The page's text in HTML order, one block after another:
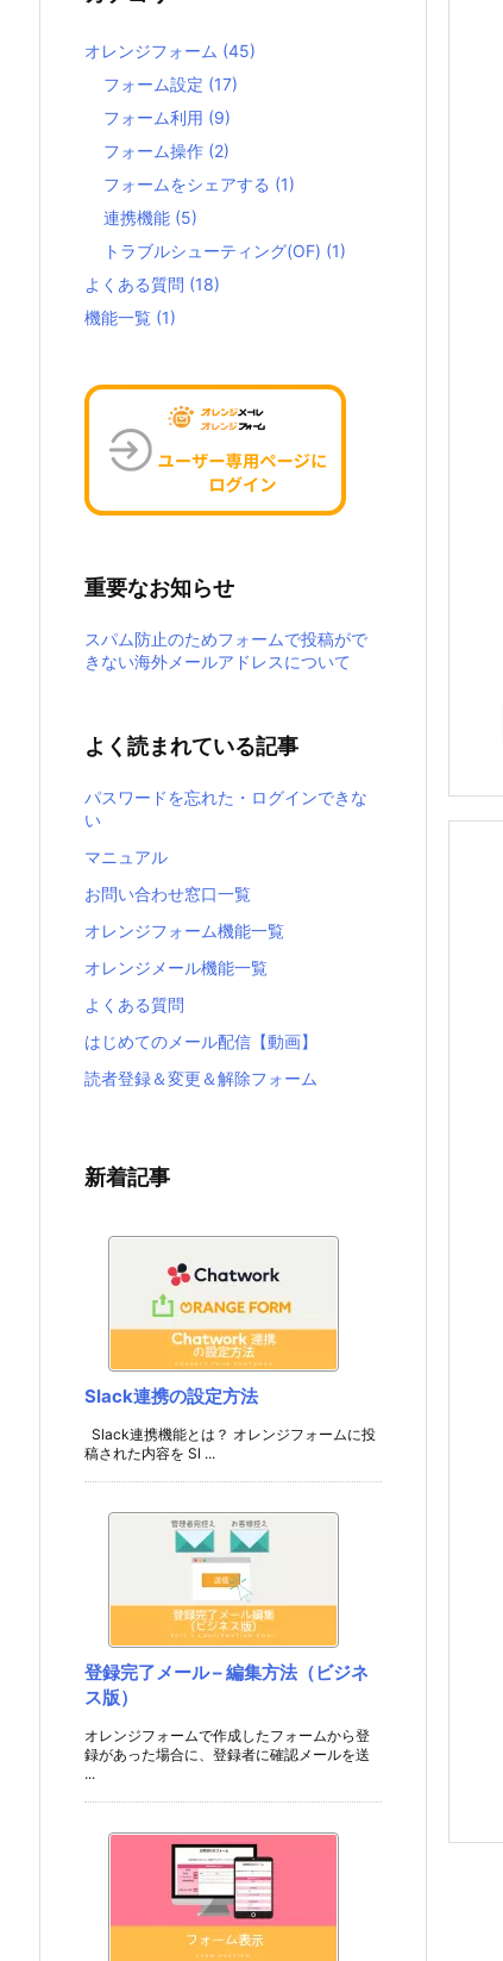
オレンジフォーム (45)
フォーム設定 (17)
フォーム利用 (9)
フォーム操作 (2)
フォームをシェアする (1)
連携機能 (5)
トラブルシューティング(OF) (1)
よくある質問 (18)
機能一覧 (1)
重要なお知らせ
スパム防止のためフォームで投稿がで
きない海外メールアドレスについて
よく読まれている記事
パスワードを忘れた・ログインできな
い
マニュアル
お問い合わせ窓口一覧
オレンジフォーム機能一覧
オレンジメール機能一覧
よくある質問
はじめてのメール配信【動画】
読者登録＆変更＆解除フォーム
新着記事
Slack連携の設定方法
Slack連携機能とは？ オレンジフォームに投
稿された内容を Sl ...
登録完了メール – 編集方法（ビジネ
ス版）
オレンジフォームで作成したフォームから登
録があった場合に、登録者に確認メールを送
...